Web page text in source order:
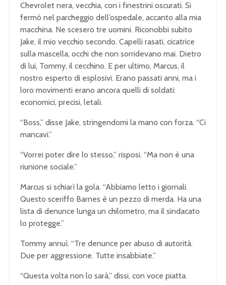
Chevrolet nera, vecchia, con i finestrini oscurati. Si
fermò nel parcheggio dell’ospedale, accanto alla mia
macchina. Ne scesero tre uomini. Riconobbi subito
Jake, il mio vecchio secondo. Capelli rasati, cicatrice
sulla mascella, occhi che non sorridevano mai. Dietro
di lui, Tommy, il cecchino. E per ultimo, Marcus, il
nostro esperto di esplosivi. Erano passati anni, ma i
loro movimenti erano ancora quelli di soldati:
economici, precisi, letali.
“Boss,” disse Jake, stringendomi la mano con forza. “Ci
mancavi.”
“Vorrei poter dire lo stesso,” risposi. “Ma non è una
riunione sociale.”
Marcus si schiarì la gola. “Abbiamo letto i giornali.
Questo sceriffo Barnes è un pezzo di merda. Ha una
lista di denunce lunga un chilometro, ma il sindacato
lo protegge.”
Tommy annuì. “Tre denunce per abuso di autorità.
Due per aggressione. Tutte insabbiate.”
“Questa volta non lo sarà,” dissi, con voce piatta.